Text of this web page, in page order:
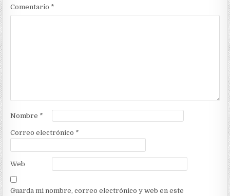
Comentario *
Nombre *
Correo electrónico *
Web
Guarda mi nombre, correo electrónico y web en este